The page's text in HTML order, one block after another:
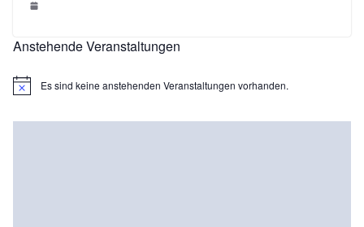
Anstehende Veranstaltungen
H
Es sind keine anstehenden Veranstaltungen vorhanden.